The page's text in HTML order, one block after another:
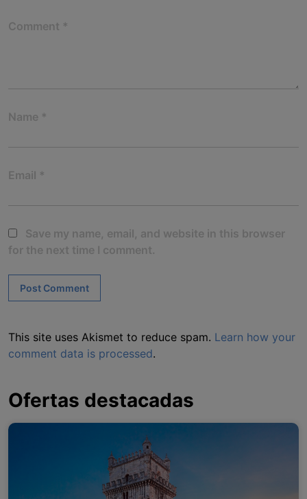
Comment *
Name *
Email *
Save my name, email, and website in this browser
for the next time I comment.
This site uses Akismet to reduce spam. Learn how your
comment data is processed.
Ofertas destacadas